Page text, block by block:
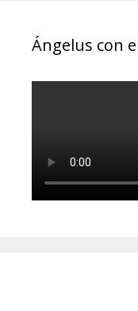
Ángelus con el